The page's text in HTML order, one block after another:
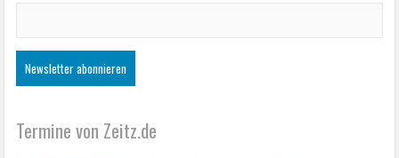
Termine von Zeitz.de